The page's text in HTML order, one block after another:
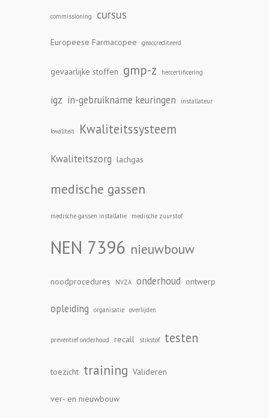
commissioning cursus
Europeese Farmacopee geaccrediteerd
gevaarlijke stoffen gmp-z hercertificering
igz in-gebruikname keuringen installateur
kwaliteit Kwaliteitssysteem
Kwaliteitszorg lachgas
medische gassen
medische gassen installatie medische zuurstof
NEN 7396 nieuwbouw
noodprocedures NVZA onderhoud ontwerp
opleiding organisatie overlijden
preventief onderhoud recall stikstof testen
toezicht training Valideren
ver- en nieuwbouw